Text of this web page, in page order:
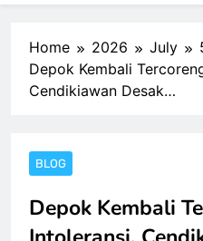
Home 2026 July
Depok Kembali
Cendikiawan Desak…
BLOG
Depok Kembali